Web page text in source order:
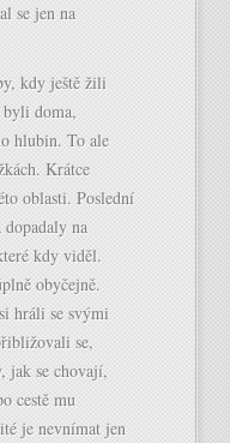
se jen na
kdy ještě žili
doma,
hlubin. To ale
Krátce
oblasti. Poslední
na
kdy viděl.
obyčejně.
hráli se svými
se,
jak se chovají,
cestě mu
je nevnímat jen